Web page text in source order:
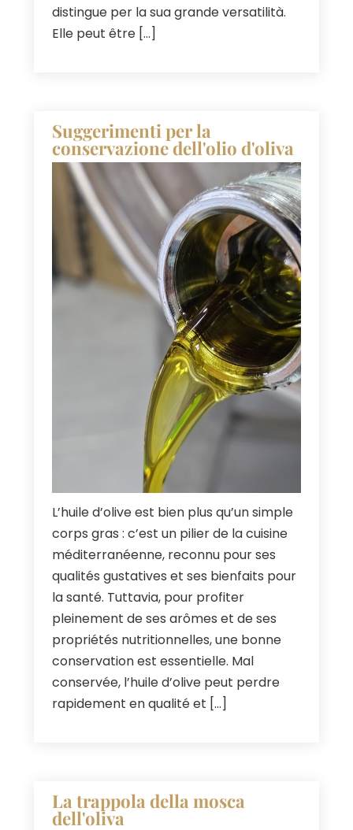
distingue per la sua grande versatilità.
Elle peut être […]
Suggerimenti per la
conservazione dell'olio d'oliva
L’huile d’olive est bien plus qu’un simple
corps gras :c’est un pilier de la cuisine
méditerranéenne, reconnu pour ses
qualités gustatives et ses bienfaits pour
la santé. Tuttavia, pour profiter
pleinement de ses arômes et de ses
propriétés nutritionnelles,une bonne
conservation est essentielle. Mal
conservée, l’huile d’olive peut perdre
rapidement en qualité et […]
La trappola della mosca
dell'oliva